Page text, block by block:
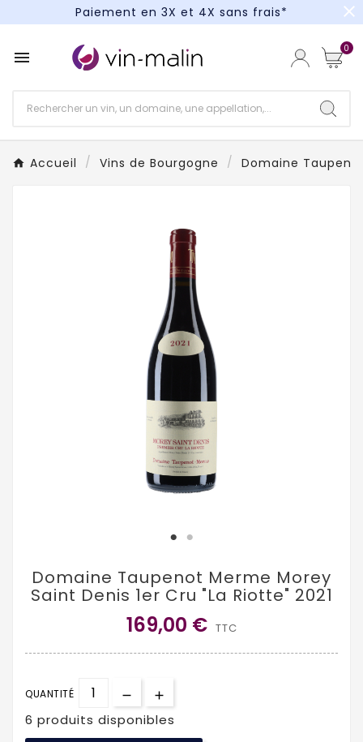
Paiement en 3X et 4X sans frais*
Paiement en 3X et 4X sans frais*
close
 0
Accueil Vins de Bourgogne Domaine
Domaine Taupenot Merme Morey
Saint Denis 1er Cru "La Riotte" 2021
169,00 € TTC
QUANTITÉ
6 produits disponibles